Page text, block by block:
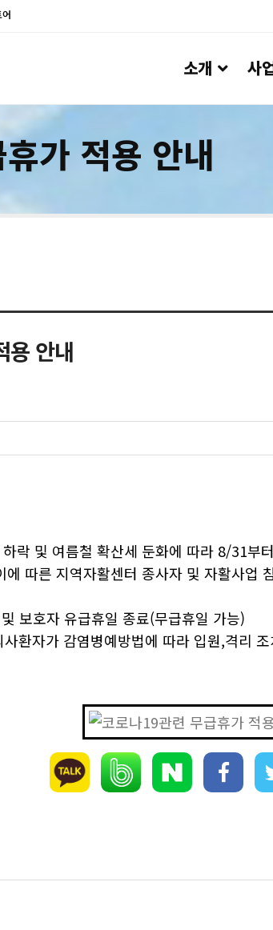
소개 사
가 적용 안내
용 안내
락 및 여름철 확산세 둔화에 따라 8/31부
따른 지역자활센터 종사자 및 자활사업
보호자 유급휴일 종료(무급휴일 가능)
환자가 감염병예방법에 따라 입원,격리